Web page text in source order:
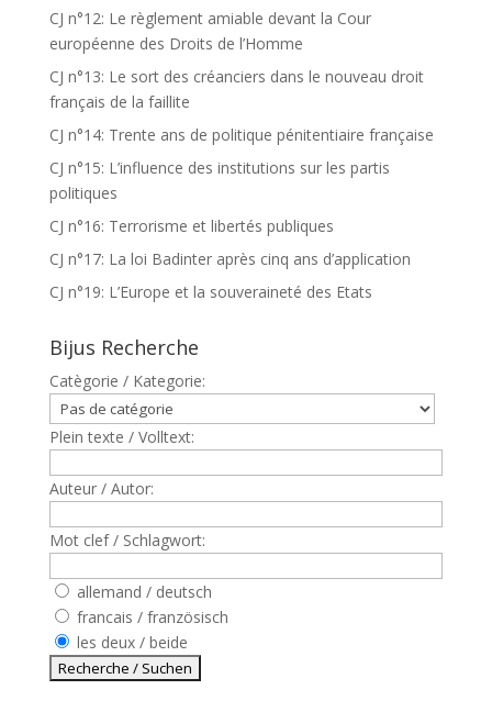
CJ n°12: Le règlement amiable devant la Cour
européenne des Droits de l’Homme
CJ n°13: Le sort des créanciers dans le nouveau droit
français de la faillite
CJ n°14: Trente ans de politique pénitentiaire française
CJ n°15: L’influence des institutions sur les partis
politiques
CJ n°16: Terrorisme et libertés publiques
CJ n°17: La loi Badinter après cinq ans d’application
CJ n°19: L’Europe et la souveraineté des Etats
Bijus Recherche
Catègorie / Kategorie:
Plein texte / Volltext:
Auteur / Autor:
Mot clef / Schlagwort:
allemand / deutsch
francais / französisch
les deux / beide